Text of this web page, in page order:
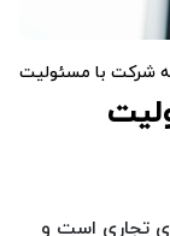
شرکت با مسئولیت
تجاری است و